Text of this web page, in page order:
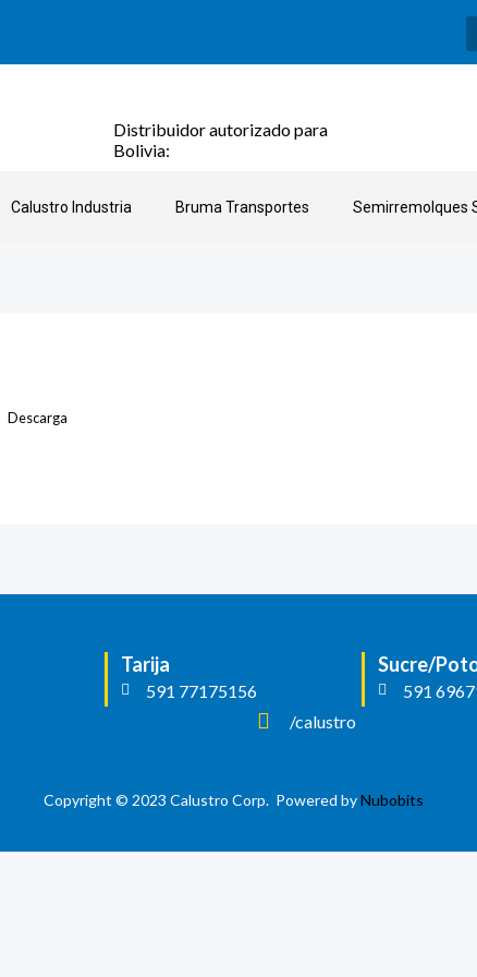
Distribuidor autorizado para
Bolivia:
Calustro Industria Bruma Transportes Semirremolques
Descarga
Tarija
591 77175156
Sucre/
591
/calustro
Copyright © 2023 Calustro Corp. Powered byNubobits